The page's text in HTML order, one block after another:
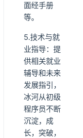
面经手册
等。
5.技术与就
业指导：提
供相关就业
辅导和未来
发展指引，
冰河从初级
程序员不断
沉淀，成
长，突破，